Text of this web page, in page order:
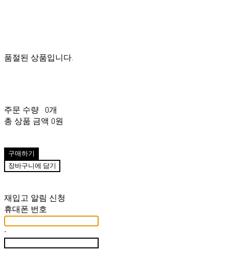
품절된 상품입니다.
주문 수량
0개
총 상품 금액 0원
구매하기
장바구니에 담기
재입고 알림 신청
휴대폰 번호
-